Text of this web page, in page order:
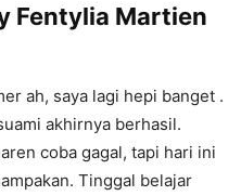
Fentylia Martien
ah, saya lagi hepi banget .
akhirnya berhasil.
coba gagal, tapi hari ini
Tinggal belajar